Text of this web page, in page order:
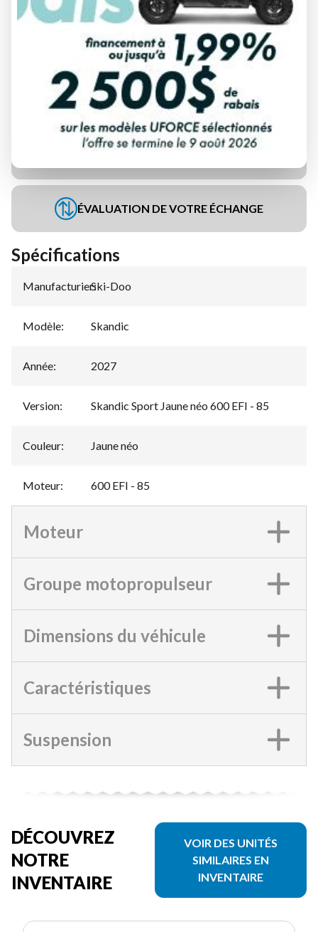
ÉVALUATION DE VOTRE ÉCHANGE
Spécifications
Manufacturier:
Ski-Doo
Modèle: Skandic
Année: 2027
Version: Skandic Sport Jaune néo 600 EFI - 85
Couleur: Jaune néo
Moteur: 600 EFI - 85
Moteur
Groupe motopropulseur
Dimensions du véhicule
Caractéristiques
Suspension
DÉCOUVREZ
NOTRE
INVENTAIRE
VOIR DES UNITÉS
SIMILAIRES EN
INVENTAIRE